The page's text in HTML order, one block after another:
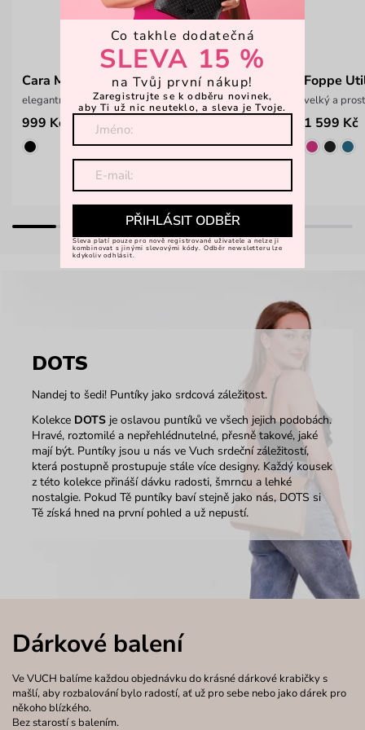
Cara MN Cappucion
elegantní crossbody kabelka
999 Kč
Foppe
velký a
1 599 Kč
DOTS
Nandej to šedi! Puntíky jako srdcová záležitost.
Kolekce DOTS je oslavou puntíků ve všech jejich podobách.
Hravé, roztomilé a nepřehlédnutelné, přesně takové, jaké
mají být. Puntíky jsou u nás ve Vuch srdeční záležitostí,
která postupně prostupuje stále více designy. Každý kousek
z této kolekce přináší dávku radosti, šmrncu a lehké
nostalgie. Pokud Tě puntíky baví stejně jako nás, DOTS si
Tě získá hned na první pohled a už nepustí.
Dárkové balení
Ve VUCH balíme každou objednávku do krásné dárkové krabičky s
mašlí, aby rozbalování bylo radostí, ať už pro sebe nebo jako dárek pro
někoho blízkého.
Bez starostí s balením.
Co takhle dodatečná
SLEVA 15 %
na Tvůj první nákup!
Zaregistrujte se k odběru novinek,
aby Ti už nic neuteklo, a sleva je Tvoje.
PŘIHLÁSIT ODBĚR
Sleva platí pouze pro nově registrované uživatele a nelze ji
kombinovat s jinými slevovými kódy. Odběr newsletteru lze
kdykoliv odhlásit.